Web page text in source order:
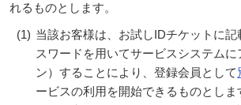
れるものとします。
(1) 当該お客様は、お試しIDチケットに
スワードを用いてサービスシステムに
ン）することにより、登録会員として
ービスの利用を開始できるものとしま